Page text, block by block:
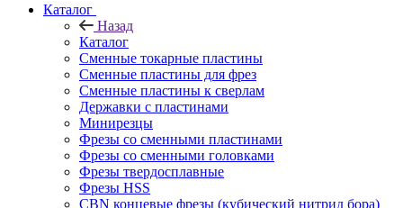
Каталог
Назад
Каталог
Сменные токарные пластины
Сменные пластины для фрез
Сменные пластины к сверлам
Державки с пластинами
Минирезцы
Фрезы со сменными пластинами
Фрезы со сменными головками
Фрезы твердосплавные
Фрезы HSS
CBN концевые фрезы (кубический нитрид бора)